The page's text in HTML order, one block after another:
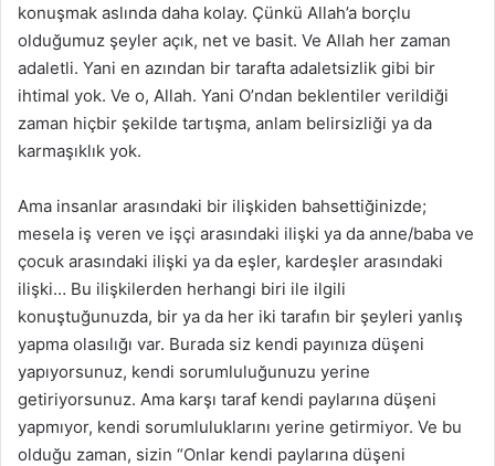
konuşmak aslında daha kolay. Çünkü Allah’a borçlu
olduğumuz şeyler açık, net ve basit. Ve Allah her zaman
adaletli. Yani en azından bir tarafta adaletsizlik gibi bir
ihtimal yok. Ve o, Allah. Yani O’ndan beklentiler verildiği
zaman hiçbir şekilde tartışma, anlam belirsizliği ya da
karmaşıklık yok.
Ama insanlar arasındaki bir ilişkiden bahsettiğinizde;
mesela iş veren ve işçi arasındaki ilişki ya da anne/baba ve
çocuk arasındaki ilişki ya da eşler, kardeşler arasındaki
ilişki… Bu ilişkilerden herhangi biri ile ilgili
konuştuğunuzda, bir ya da her iki tarafın bir şeyleri yanlış
yapma olasılığı var. Burada siz kendi payınıza düşeni
yapıyorsunuz, kendi sorumluluğunuzu yerine
getiriyorsunuz. Ama karşı taraf kendi paylarına düşeni
yapmıyor, kendi sorumluluklarını yerine getirmiyor. Ve bu
olduğu zaman, sizin “Onlar kendi paylarına düşeni